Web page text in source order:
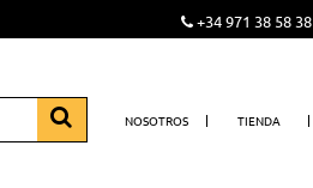
+34 971 38 58 38
NOSOTROS TIENDA